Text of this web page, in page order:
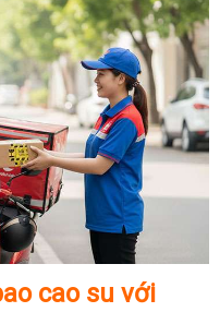
cao su với